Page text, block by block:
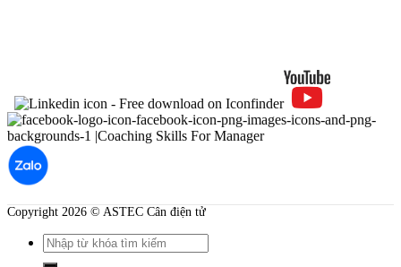
Copyright 2026 © ASTEC Cân điện tử
Search
for: